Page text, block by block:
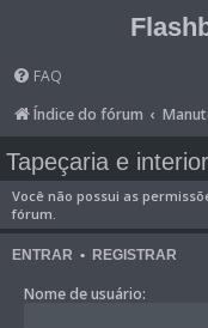
FAQ
Índice do fórum
Tapeçaria e interior
Você não possui as
fórum.
ENTRAR • REGISTRAR
Nome de usuário: